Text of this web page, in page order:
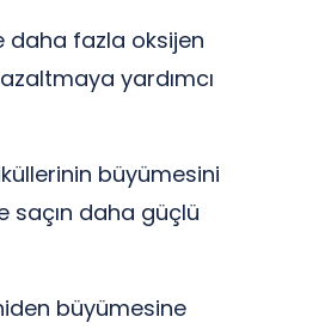
daha fazla oksijen
yardımcı
büyümesini
saçın daha güçlü
büyümesine